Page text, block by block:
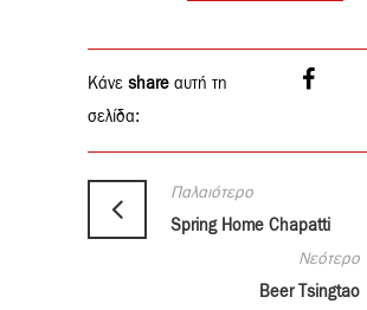
Κάνε share αυτή τη
σελίδα:
Παλαιότερο
Spring Home Chapatti
Νεότερο
Beer Tsingtao